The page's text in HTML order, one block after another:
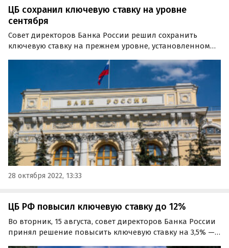
ЦБ сохранил ключевую ставку на уровне
сентября
Совет директоров Банка России решил сохранить
ключевую ставку на прежнем уровне, установленном
тем, что текущие темпы роста потребительских цен в
целом остаются низкими и
способствуют дальнейшему…
28 октября 2022, 13:33
ЦБ РФ повысил ключевую ставку до 12%
Во вторник, 15 августа, совет директоров Банка России
принял решение повысить ключевую ставку на 3,5% — с